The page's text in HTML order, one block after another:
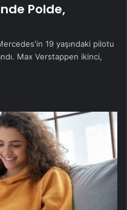
Polde,
19 yaşındaki pilotu
Max Verstappen ikinci,